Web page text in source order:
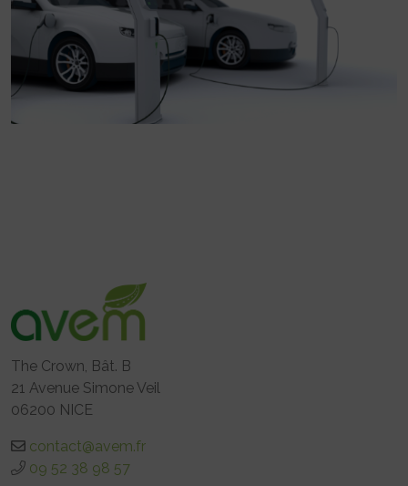
The Crown, Bât. B
21 Avenue Simone Veil
06200 NICE
contact@avem.fr
09 52 38 98 57